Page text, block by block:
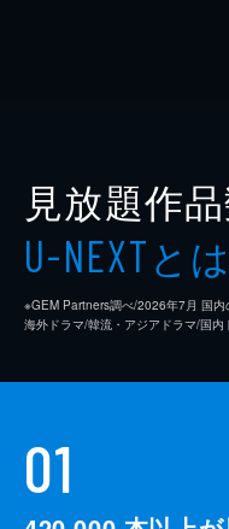
見放題作
U-NEXTとは
※GEM Partners調べ/2026年7⽉ 国
海外ドラマ/韓流・アジアドラマ/国内
01